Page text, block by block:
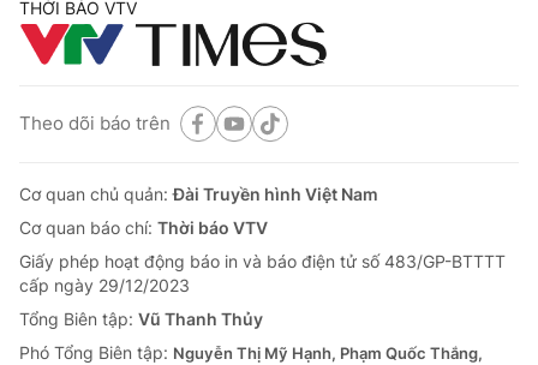
THỜI BÁO VTV
Theo dõi báo trên
Cơ quan chủ quản:Đài Truyền hình Việt Nam
Cơ quan báo chí: Thời báo VTV
Giấy phép hoạt động báo in và báo điện tử số 483/GP-BTTTT
cấp ngày 29/12/2023
Tổng Biên tập: Vũ Thanh Thủy
Phó Tổng Biên tập: Nguyễn Thị Mỹ Hạnh, Phạm Quốc Thắng,